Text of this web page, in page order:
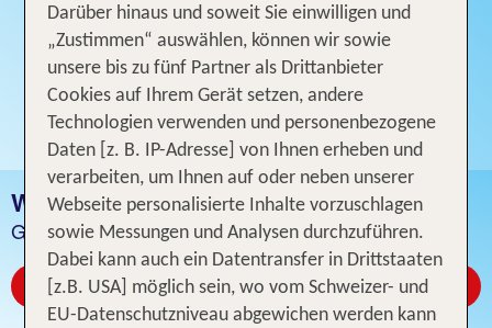
WISMAR
Günstige Hotelangebote
Jetzt ab CHF 6
Darüber hinaus und soweit Sie einwilligen und
„Zustimmen“ auswählen, können wir sowie
unsere bis zu fünf Partner als Drittanbieter
Cookies auf Ihrem Gerät setzen, andere
Technologien verwenden und personenbezogene
Daten [z. B. IP-Adresse] von Ihnen erheben und
verarbeiten, um Ihnen auf oder neben unserer
Webseite personalisierte Inhalte vorzuschlagen
sowie Messungen und Analysen durchzuführen.
Dabei kann auch ein Datentransfer in Drittstaaten
[z.B. USA] möglich sein, wo vom Schweizer- und
EU-Datenschutzniveau abgewichen werden kann